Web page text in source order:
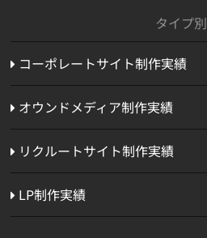
タイプ別
コーポレートサイト制作実績
オウンドメディア制作実績
リクルートサイト制作実績
LP制作実績